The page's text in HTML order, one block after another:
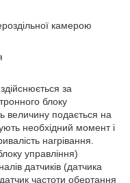
камерою
за
блоку
величину подається на
необхідний момент і
нагрівання.
управління)
датчиків (датчика
частоти обертання